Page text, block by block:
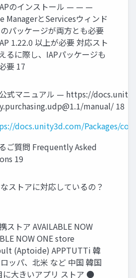
のインストール — — —
ManagerとServicesウィンド
パッケージが両方とも必要
1.22.0 以上が必要 対応スト
るに際し、IAPパッケージも
要 17
式マニュアル — https://
/manual/ 18
docs.unity3d.com/Packages/
ご質問 Frequently Asked
19
ストアに対応しているの？
ストア AVAILABLE NOW
NOW ONE store
(Aptoide) APPTUTTi 韓
ッパ、北米 など 中国 韓国
に大きいアプリ ストア ●